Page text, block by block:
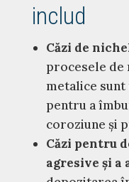
includ
Căzi de
procesele de
metalice
pentru a
coroziune și
Căzi pentru
agresive și a